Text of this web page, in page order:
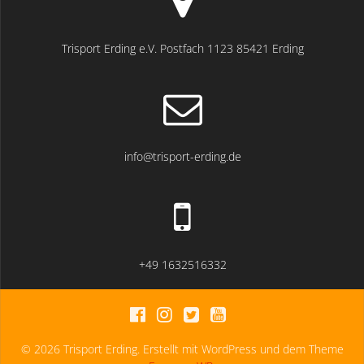
Trisport Erding e.V. Postfach 1123 85421 Erding
info@trisport-erding.de
+49 1632516332
© 2026 Trisport Erding. Erstellt mit WordPress und dem Theme